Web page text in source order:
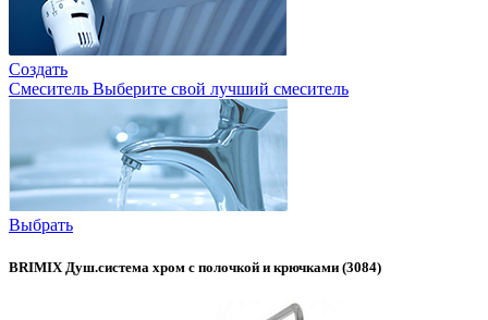
Создать
Смеситель Выберите свой лучший смеситель
Выбрать
BRIMIX Душ.система хром с полочкой и крючками (3084)